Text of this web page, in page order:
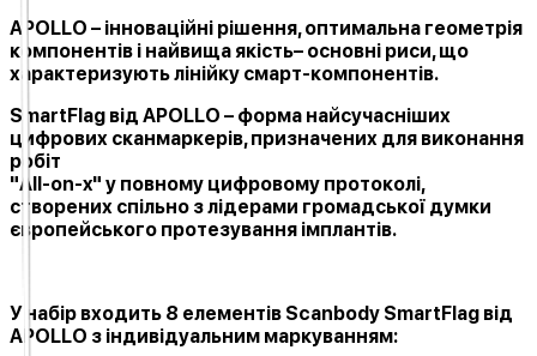
APOLLO – інноваційні рішення, оптимальна геометрія
компонентів і найвища якість– основні риси, що
характеризують лінійку смарт-компонентів.
SmartFlag від APOLLO – форма найсучасніших
цифрових сканмаркерів, призначених для виконання
робіт
"All-on-x" у повному цифровому протоколі,
створених спільно з лідерами громадської думки
європейського протезування імплантів.
У набір входить 8 елементів Scanbody SmartFlag від
APOLLO з індивідуальним маркуванням: